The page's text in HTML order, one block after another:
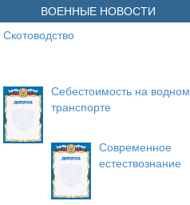
ВОЕННЫЕ НОВОСТИ
Скотоводство
Себестоимость на водном
транспорте
Современное
естествознание